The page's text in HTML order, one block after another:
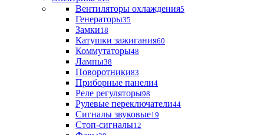
Вентиляторы охлаждения5
Генераторы35
Замки18
Катушки зажигания60
Коммутаторы48
Лампы38
Поворотники83
Приборные панели4
Реле регуляторы98
Рулевые переключатели44
Сигналы звуковые19
Стоп-сигналы12